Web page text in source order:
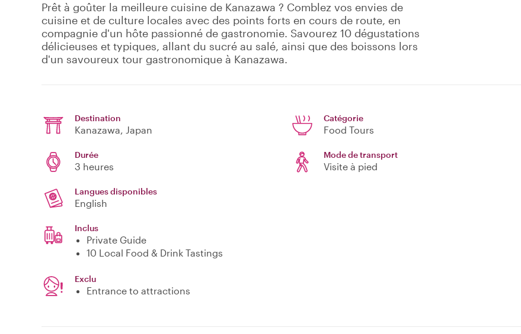
Prêt à goûter la meilleure cuisine de Kanazawa ? Comblez vos envies de
cuisine et de culture locales avec des points forts en cours de route, en
compagnie d'un hôte passionné de gastronomie. Savourez 10 dégustations
délicieuses et typiques, allant du sucré au salé, ainsi que des boissons lors
d'un savoureux tour gastronomique à Kanazawa.
Destination
Kanazawa, Japan
Catégorie
Food Tours
Durée
3 heures
Mode de transport
Visite à pied
Langues disponibles
English
Inclus
Private Guide
10 Local Food & Drink Tastings
Exclu
Entrance to attractions